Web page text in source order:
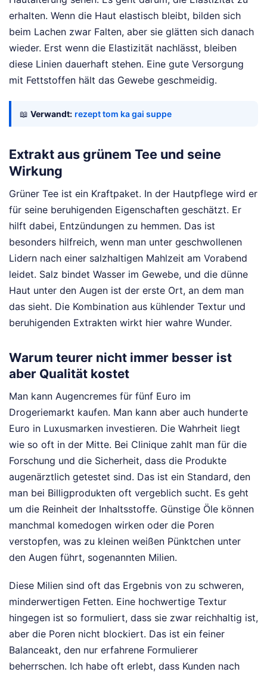
erhalten. Wenn die Haut elastisch bleibt, bilden sich
beim Lachen zwar Falten, aber sie glätten sich danach
wieder. Erst wenn die Elastizität nachlässt, bleiben
diese Linien dauerhaft stehen. Eine gute Versorgung
mit Fettstoffen hält das Gewebe geschmeidig.
📖 Verwandt: rezept tom ka gai suppe
Extrakt aus grünem Tee und seine
Wirkung
Grüner Tee ist ein Kraftpaket. In der Hautpflege wird er
für seine beruhigenden Eigenschaften geschätzt. Er
hilft dabei, Entzündungen zu hemmen. Das ist
besonders hilfreich, wenn man unter geschwollenen
Lidern nach einer salzhaltigen Mahlzeit am Vorabend
leidet. Salz bindet Wasser im Gewebe, und die dünne
Haut unter den Augen ist der erste Ort, an dem man
das sieht. Die Kombination aus kühlender Textur und
beruhigenden Extrakten wirkt hier wahre Wunder.
Warum teurer nicht immer besser ist
aber Qualität kostet
Man kann Augencremes für fünf Euro im
Drogeriemarkt kaufen. Man kann aber auch hunderte
Euro in Luxusmarken investieren. Die Wahrheit liegt
wie so oft in der Mitte. Bei Clinique zahlt man für die
Forschung und die Sicherheit, dass die Produkte
augenärztlich getestet sind. Das ist ein Standard, den
man bei Billigprodukten oft vergeblich sucht. Es geht
um die Reinheit der Inhaltsstoffe. Günstige Öle können
manchmal komedogen wirken oder die Poren
verstopfen, was zu kleinen weißen Pünktchen unter
den Augen führt, sogenannten Milien.
Diese Milien sind oft das Ergebnis von zu schweren,
minderwertigen Fetten. Eine hochwertige Textur
hingegen ist so formuliert, dass sie zwar reichhaltig ist,
aber die Poren nicht blockiert. Das ist ein feiner
Balanceakt, den nur erfahrene Formulierer
beherrschen. Ich habe oft erlebt, dass Kunden nach